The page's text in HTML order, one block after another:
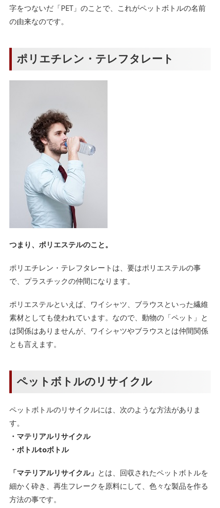
字をつないだ「PET」のことで、これがペットボトルの名前
の由来なのです。
ポリエチレン・テレフタレート
つまり、ポリエステルのこと。
ポリエチレン・テレフタレートは、要はポリエステルの事
で、プラスチックの仲間になります。
ポリエステルといえば、ワイシャツ、ブラウスといった繊維
素材としても使われています。なので、動物の「ペット」と
は関係はありませんが、ワイシャツやブラウスとは仲間関係
とも言えます。
ペットボトルのリサイクル
ペットボトルのリサイクルには、次のような方法がありま
す。
・マテリアルリサイクル
・ボトルtoボトル
「マテリアルリサイクル」 とは、回収されたペットボトルを
細かく砕き、再生フレークを原料にして、色々な製品を作る
方法の事です。